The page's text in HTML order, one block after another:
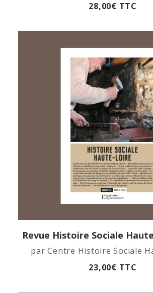
28,00€ TTC
APERÇU RAPIDE
Revue Histoire Sociale
par Centre Histoire Sociale
23,00€ TTC